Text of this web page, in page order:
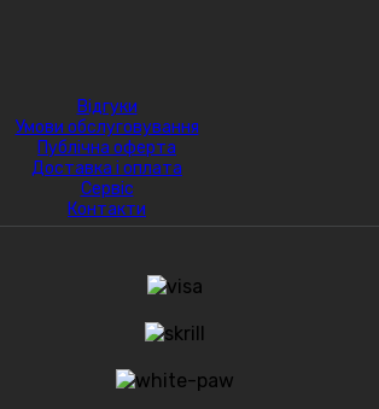
Відгуки
Умови обслуговування
Публічна оферта
Доставка і оплата
Сервіс
Контакти